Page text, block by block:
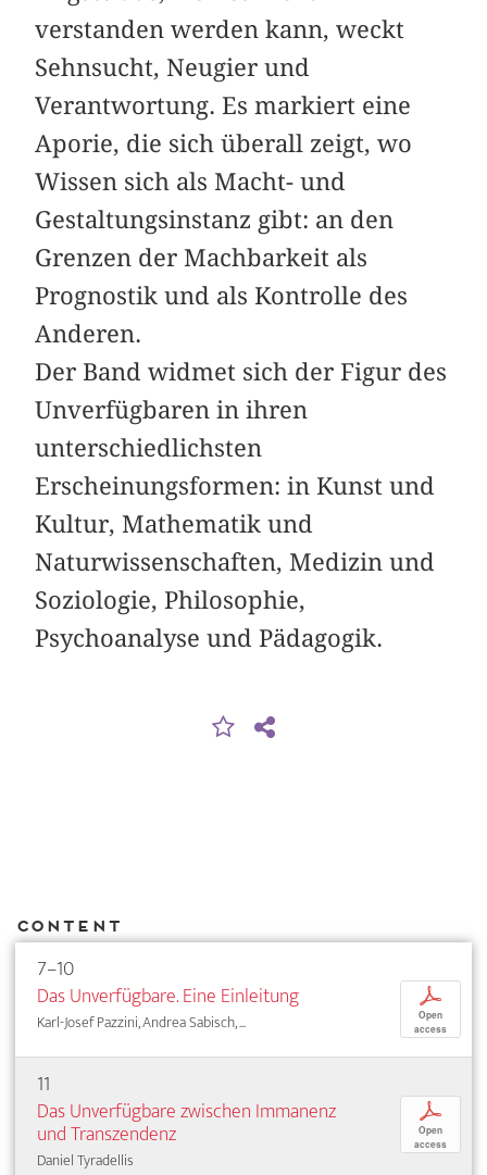
verstanden werden kann, weckt
Sehnsucht, Neugier und
Verantwortung. Es markiert eine
Aporie, die sich überall zeigt, wo
Wissen sich als Macht- und
Gestaltungsinstanz gibt: an den
Grenzen der Machbarkeit als
Prognostik und als Kontrolle des
Anderen.
Der Band widmet sich der Figur des
Unverfügbaren in ihren
unterschiedlichsten
Erscheinungsformen: in Kunst und
Kultur, Mathematik und
Naturwissenschaften, Medizin und
Soziologie, Philosophie,
Psychoanalyse und Pädagogik.
Content
7–10
Das Unverfügbare. Eine Einleitung
Karl-Josef Pazzini, Andrea Sabisch, ...
p
Open
access
11
Das Unverfügbare zwischen Immanenz
und Transzendenz
Daniel Tyradellis
p
Open
access